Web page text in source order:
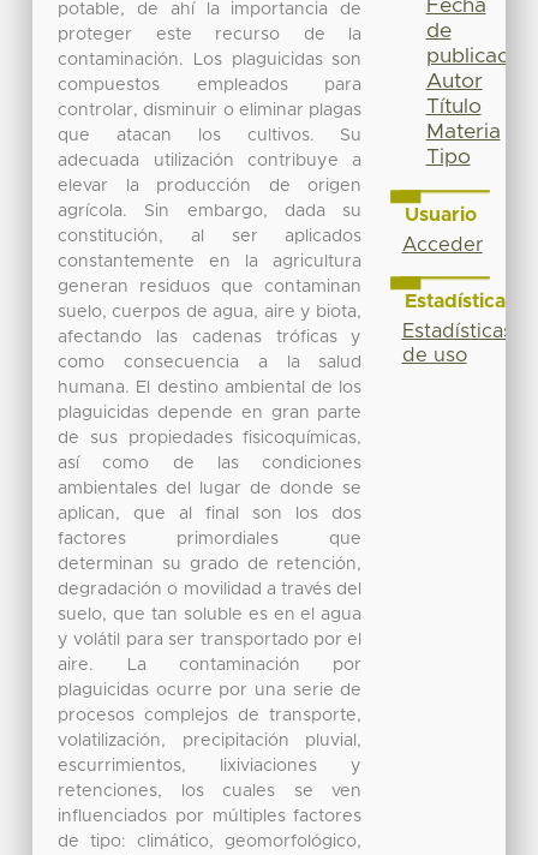
potable, de ahí la importancia de
proteger este recurso de la
contaminación. Los plaguicidas son
compuestos empleados para
controlar, disminuir o eliminar plagas
que atacan los cultivos. Su
adecuada utilización contribuye a
elevar la producción de origen
agrícola. Sin embargo, dada su
constitución, al ser aplicados
constantemente en la agricultura
generan residuos que contaminan
suelo, cuerpos de agua, aire y biota,
afectando las cadenas tróficas y
como consecuencia a la salud
humana. El destino ambiental de los
plaguicidas depende en gran parte
de sus propiedades fisicoquímicas,
así como de las condiciones
ambientales del lugar de donde se
aplican, que al final son los dos
factores primordiales que
determinan su grado de retención,
degradación o movilidad a través del
suelo, que tan soluble es en el agua
y volátil para ser transportado por el
aire. La contaminación por
plaguicidas ocurre por una serie de
procesos complejos de transporte,
volatilización, precipitación pluvial,
escurrimientos, lixiviaciones y
retenciones, los cuales se ven
influenciados por múltiples factores
de tipo: climático, geomorfológico,
Fecha
de
publicación
Autor
Título
Materia
Tipo
Usuario
Acceder
Estadísticas
Estadísticas
de uso